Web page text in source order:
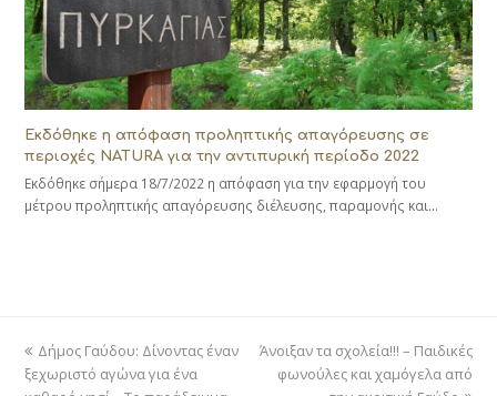
Εκδόθηκε η απόφαση προληπτικής απαγόρευσης σε
περιοχές NATURA για την αντιπυρική περίοδο 2022
Εκδόθηκε σήμερα 18/7/2022 η απόφαση για την εφαρμογή του
μέτρου προληπτικής απαγόρευσης διέλευσης, παραμονής και…
previous
post:
Δήμος Γαύδου: Δίνοντας έναν
ξεχωριστό αγώνα για ένα
next
post:
Άνοιξαν τα σχολεία!!! – Παιδικές
φωνούλες και χαμόγελα από